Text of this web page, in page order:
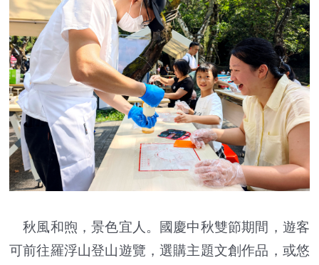
秋風和煦，景色宜人。國慶中秋雙節期間，遊客
可前往羅浮山登山遊覽，選購主題文創作品，或悠